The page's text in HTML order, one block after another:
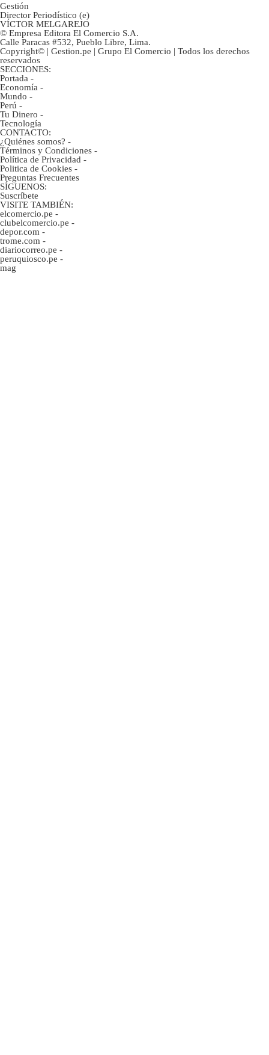
Gestión
Director Periodístico (e)
VÍCTOR MELGAREJO
© Empresa Editora El Comercio S.A.
Calle Paracas #532, Pueblo Libre, Lima.
Copyright© | Gestion.pe | Grupo El Comercio | Todos los derechos
reservados
SECCIONES:
Portada -
Economía -
Mundo -
Perú -
Tu Dinero -
Tecnología
CONTACTO:
¿Quiénes somos? -
Términos y Condiciones -
Política de Privacidad -
Politica de Cookies -
Preguntas Frecuentes
SÍGUENOS:
Suscríbete
VISITE TAMBIÉN:
elcomercio.pe -
clubelcomercio.pe -
depor.com -
trome.com -
diariocorreo.pe -
peruquiosco.pe -
mag